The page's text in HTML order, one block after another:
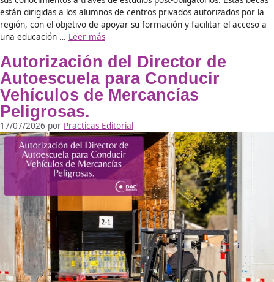
La formación en el Transporte de Mercancías Peligrosas
conocimiento técnico, sino también una impartición de
rigurosa y especializada. En este contexto, la figura del
Formadores ADR, también conocido como Formador de
de Mercancías Peligrosas o el especializado como
Formadores de Mercancías Radiactivas, se convierte en
más
Noticias
Becas Comunidad de Madrid
16/04/2025 por
La Comunidad de Madrid ofrece la oportunidad de optar a
Formación Profesional para aquellos que deseen seguir
sus conocimientos a través de estudios post-obligatorios.
están dirigidas a los alumnos de centros privados
región, con el objetivo de apoyar su formación y facilitar el